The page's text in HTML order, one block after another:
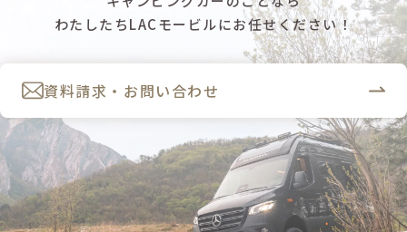
わたしたちLACモービルにお任せください！
資料請求・お問い合わせ